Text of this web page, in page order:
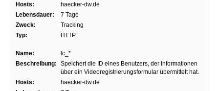
Hosts:
haecker-dw.de
Lebensdauer:
7 Tage
Zweck:
Tracking
Typ:
HTTP
Name:
lc_*
Beschreibung:
Speichert die ID eines Benutzers, der Informationen
über ein Videoregistrierungsformular übermittelt hat.
Hosts:
haecker-dw.de